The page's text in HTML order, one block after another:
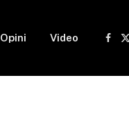
Opini Video